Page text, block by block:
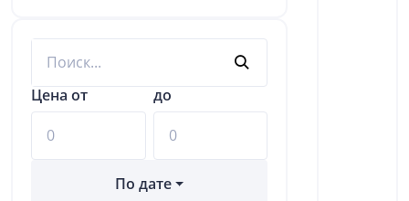
Цена от до
По дате